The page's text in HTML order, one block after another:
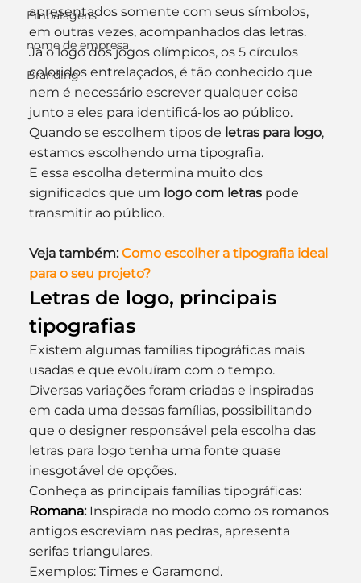
Embalagens
nome de empresa
Branding
apresentados somente com seus símbolos,
em outras vezes, acompanhados das letras.
Já o logo dos jogos olímpicos, os 5 círculos
coloridos entrelaçados, é tão conhecido que
nem é necessário escrever qualquer coisa
junto a eles para identificá-los ao público.
Quando se escolhem tipos de letras para logo,
estamos escolhendo uma tipografia.
E essa escolha determina muito dos
significados que um logo com letras pode
transmitir ao público.
Veja também: Como escolher a tipografia ideal
para o seu projeto?
Letras de logo, principais
tipografias
Existem algumas famílias tipográficas mais
usadas e que evoluíram com o tempo.
Diversas variações foram criadas e inspiradas
em cada uma dessas famílias, possibilitando
que o designer responsável pela escolha das
letras para logo tenha uma fonte quase
inesgotável de opções.
Conheça as principais famílias tipográficas:
Romana: Inspirada no modo como os romanos
antigos escreviam nas pedras, apresenta
serifas triangulares.
Exemplos: Times e Garamond.